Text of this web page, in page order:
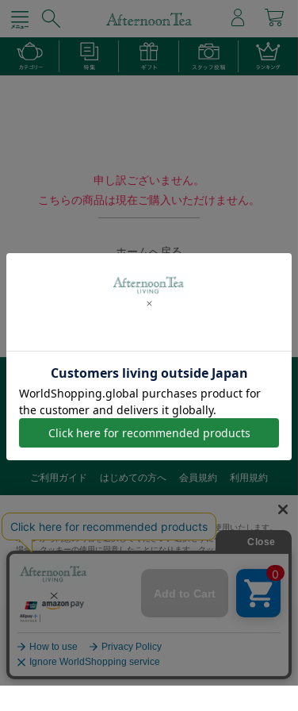
申し訳ございません。
こちらの商品は現在ご購入いただけません。
ホームへ戻る
ご利用ガイド はじめての方へ 会員規約 利用規約
クッキーポリシー
採用情報 FAQ お問い合わせ
Afternoon Tea(アフタヌーンティー)公式オンラインストアで
キッチン・ダイニングなどの生活雑貨、紅茶・焼き菓子など、
毎日新商品をご用意しています。
当サイトでは、サイトの利便性向上のためにクッキーを使用いたします。
ボタンから同意の可否を選択してください。選択せずにページを移動した
場合、クッキーの使用に同意したことになります。クッキーを通じて収集
ん。詳細は クッキーポリシー をご確認ください。
Cookie 設定
クッキーに同意する